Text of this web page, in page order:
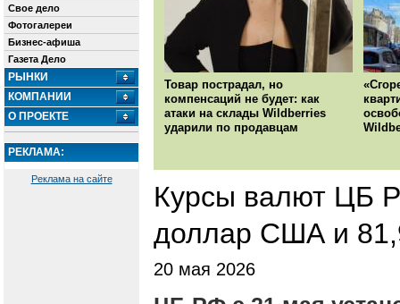
Свое дело
Фотогалереи
Бизнес-афиша
Газета Дело
РЫНКИ
КОМПАНИИ
О ПРОЕКТЕ
РЕКЛАМА:
Реклама на сайте
Товар пострадал, но
компенсаций не будет: как
атаки на склады Wildberries
ударили по продавцам
Курсы валют ЦБ
доллар США и
20 мая 2026